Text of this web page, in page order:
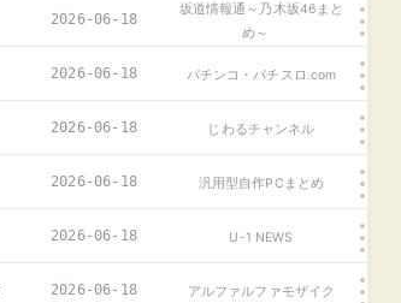
2026-06-18
坂道情報通～乃木坂46まと
め～
2026-06-18 パチンコ・パチスロ.com
2026-06-18 じわるチャンネル
2026-06-18 汎用型自作PCまとめ
2026-06-18 U-1 NEWS
2026-06-18 アルファルファモザイク